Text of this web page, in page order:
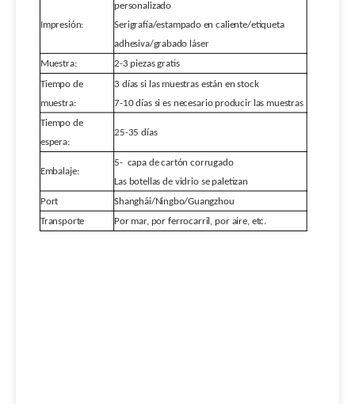
Impresión:
personalizado
Serigrafía/estampado en caliente/etiqueta
adhesiva/grabado láser
Muestra: 2-3 piezas gratis
Tiempo de
muestra:
3 días si las muestras están en stock
7-10 días si es necesario producir las muestras
Tiempo de
espera:
25-35 días
Embalaje:
5- capa de cartón corrugado
Las botellas de vidrio se paletizan
Port Shanghái/Ningbo/Guangzhou
Transporte Por mar, por ferrocarril, por aire, etc.